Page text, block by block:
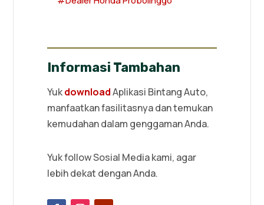
Informasi Tambahan
YukdownloadAplikasi Bintang Auto,
manfaatkan fasilitasnya dan temukan
kemudahan dalam genggaman Anda.
Yuk follow Sosial Media kami, agar
lebih dekat dengan Anda.